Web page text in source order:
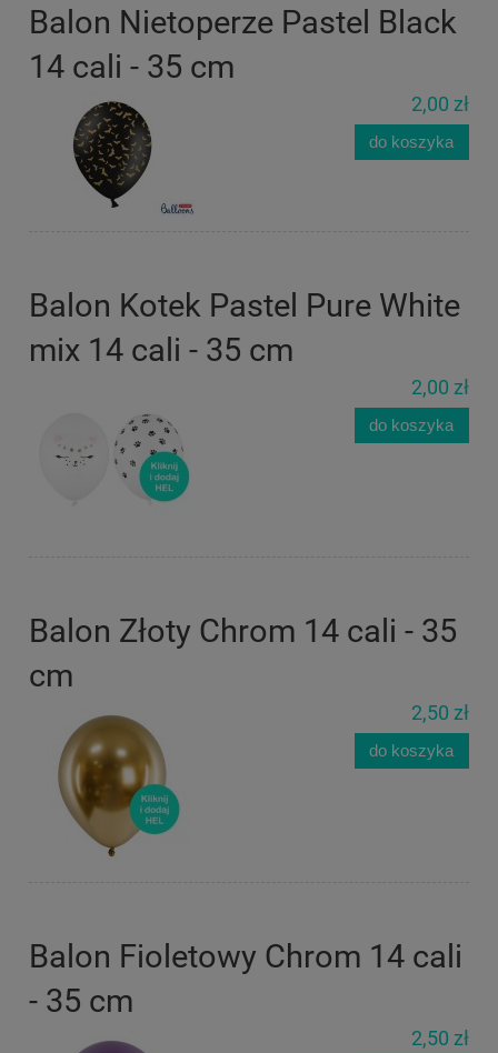
Balon Nietoperze Pastel Black
14 cali - 35 cm
2,00 zł
do koszyka
Balon Kotek Pastel Pure White
mix 14 cali - 35 cm
2,00 zł
do koszyka
Balon Złoty Chrom 14 cali - 35
cm
2,50 zł
do koszyka
Balon Fioletowy Chrom 14 cali
- 35 cm
2,50 zł